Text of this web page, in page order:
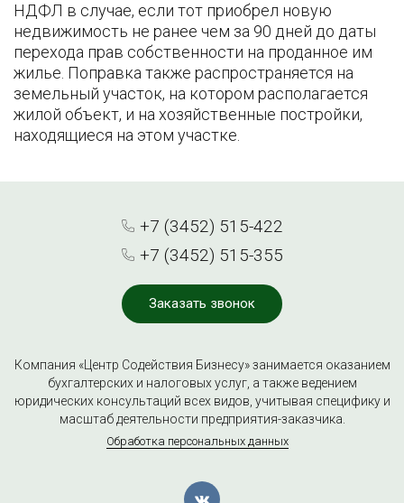
НДФЛ в случае, если тот приобрел новую
недвижимость не ранее чем за 90 дней до даты
перехода прав собственности на проданное им
жилье. Поправка также распространяется на
земельный участок, на котором располагается
жилой объект, и на хозяйственные постройки,
находящиеся на этом участке.
+7 (3452) 515-422
+7 (3452) 515-355
Заказать звонок
Компания «Центр Содействия Бизнесу» занимается оказанием
бухгалтерских и налоговых услуг, а также ведением
юридических консультаций всех видов, учитывая специфику и
масштаб деятельности предприятия-заказчика.
Обработка персональных данных